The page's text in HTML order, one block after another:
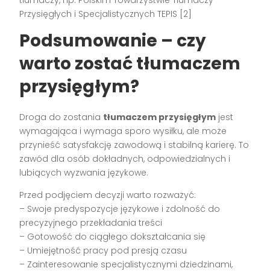
Przysięgłych i Specjalistycznych TEPIS [2]
Podsumowanie – czy
warto zostać tłumaczem
przysięgłym?
Droga do zostania tłumaczem przysięgłym jest
wymagająca i wymaga sporo wysiłku, ale może
przynieść satysfakcję zawodową i stabilną karierę. To
zawód dla osób dokładnych, odpowiedzialnych i
lubiących wyzwania językowe.
Przed podjęciem decyzji warto rozważyć:
– Swoje predyspozycje językowe i zdolność do
precyzyjnego przekładania treści
– Gotowość do ciągłego dokształcania się
– Umiejętność pracy pod presją czasu
– Zainteresowanie specjalistycznymi dziedzinami,